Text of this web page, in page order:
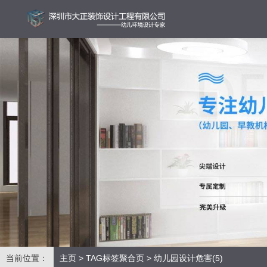
当前位置： 主页 > TAG标签聚合页 > 幼儿园设计危害(5)